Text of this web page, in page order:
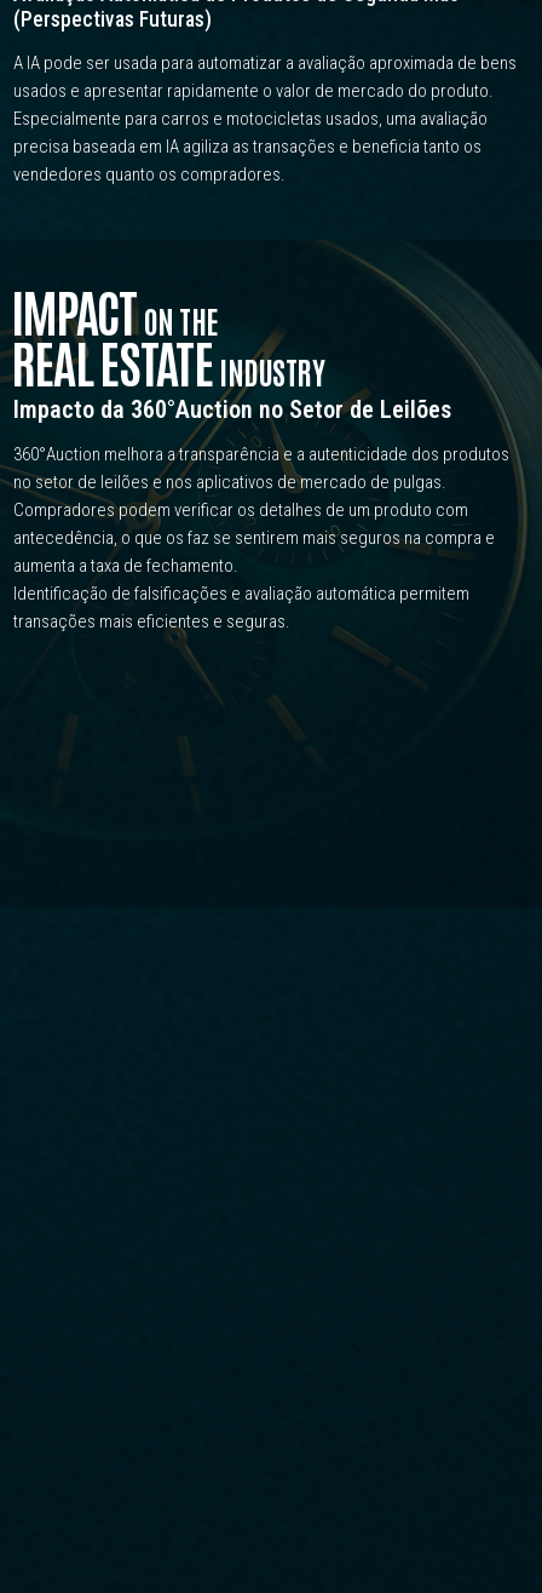
(Perspectivas Futuras)
A IA pode ser usada para automatizar a avaliação aproximada de bens
usados e apresentar rapidamente o valor de mercado do produto.
Especialmente para carros e motocicletas usados, uma avaliação
precisa baseada em IA agiliza as transações e beneficia tanto os
vendedores quanto os compradores.
IMPACTON THE
REAL ESTATE INDUSTRY
Impacto da 360°Auction no Setor de Leilões
360°Auction melhora a transparência e a autenticidade dos produtos
no setor de leilões e nos aplicativos de mercado de pulgas.
Compradores podem verificar os detalhes de um produto com
antecedência, o que os faz se sentirem mais seguros na compra e
aumenta a taxa de fechamento.
Identificação de falsificações e avaliação automática permitem
transações mais eficientes e seguras.